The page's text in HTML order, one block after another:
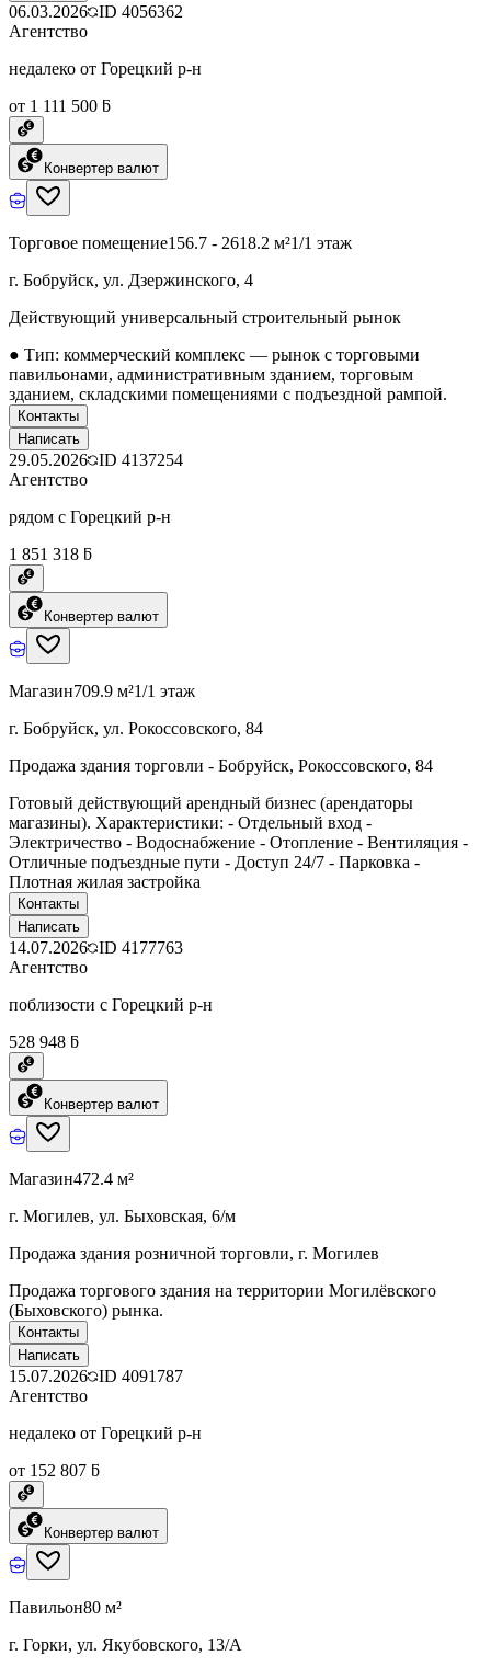
06.03.2026 ID 4056362
Агентство
недалеко от Горецкий р-н
от 1 111 500 ƃ
Конвертер валют
Торговое помещение156.7 - 2618.2 м²1/1 этаж
г. Бобруйск, ул. Дзержинского, 4
Действующий универсальный строительный рынок
● Тип: коммерческий комплекс — рынок с торговыми
павильонами, административным зданием, торговым
зданием, складскими помещениями с подъездной рампой.
Контакты
Написать
29.05.2026 ID 4137254
Агентство
рядом с Горецкий р-н
1 851 318 ƃ
Конвертер валют
Магазин709.9 м²1/1 этаж
г. Бобруйск, ул. Рокоссовского, 84
Продажа здания торговли - Бобруйск, Рокоссовского, 84
Готовый действующий арендный бизнес (арендаторы
магазины). Характеристики: - Отдельный вход -
Электричество - Водоснабжение - Отопление - Вентиляция -
Отличные подъездные пути - Доступ 24/7 - Парковка -
Плотная жилая застройка
Контакты
Написать
14.07.2026 ID 4177763
Агентство
поблизости с Горецкий р-н
528 948 ƃ
Конвертер валют
Магазин472.4 м²
г. Могилев, ул. Быховская, 6/м
Продажа здания розничной торговли, г. Могилев
Продажа торгового здания на территории Могилёвского
(Быховского) рынка.
Контакты
Написать
15.07.2026 ID 4091787
Агентство
недалеко от Горецкий р-н
от 152 807 ƃ
Конвертер валют
Павильон80 м²
г. Горки, ул. Якубовского, 13/А